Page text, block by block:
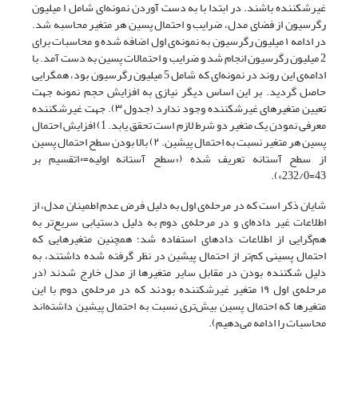
غیرشکننده باشند. در ابتدا با به دست آوردن نمونه‌ای شامل ۱ میلیون
رگرسیون از فضای مدل، ضرایب و احتمال پسین هر متغیر محاسبه شد.
در ادامه ۱ میلیون رگرسیون به نمونه‌ی اول اضافه شده و محاسبات برای
2 میلیون رگرسیون انجام شد و ضرایب و احتمالات پسین به دست آمد. با
ادامه‌ی این روند در نمونه‌ای که شامل 5 میلیون رگرسیون بود، همگرایی
حاصل گردید. بر این اساس دیگر نیازی به افزایش حجم نمونه جهت
تعیین متغیرهای غیرشکننده وجود ندارد (جدول ۳). جهت غیرشکننده
معرفی نمودن یک متغیر دو شرط لازم است تحقق یابد. 1) افزایش احتمال
پسین هر متغیر نسبت به احتمال پیشین. ۲) بالا بودن سطح احتمال پسین
از سطح آستانه تعریف شده («سطح آستانه اولیه=۱۰تقسیم بر
43=232/0»).
شایان ذکر است که در مرحله‌ی اول به دلیل فرض عدم اطمینان مدل، از
اطلاعات غیر داده‌ای و در مرحله‌ی دوم به دلیل دستیابی سریع‌تر به
هم‌گرایی از اطلاعات دادهای استفاده شد؛ همچنین متغیرهایی که
احتمال پسینی کم‌تر از احتمال پیشین در نظر گرفته شده داشتند، به
دلیل شکننده بودن در مقابل سایر متغیرها از مدل خارج شدند (در
مرحله‌ی اول ۱۹ متغیر غیرشکننده بودند که در مرحله‌ی دوم با این
متغیرها که احتمال پسین بیش‌تری نسبت به احتمال پیشین داشته‌اند
محاسبات را ادامه می‌دهیم).